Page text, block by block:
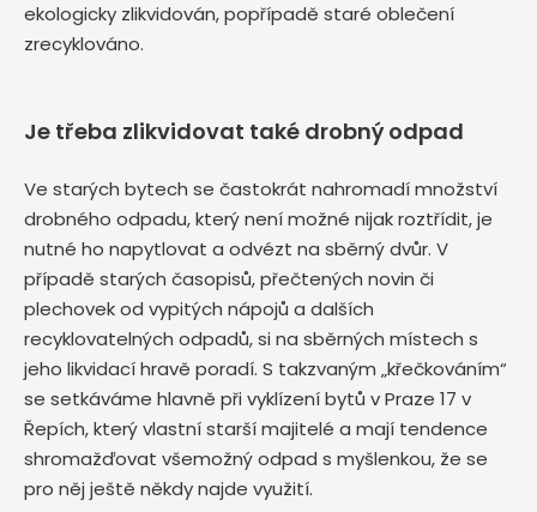
ekologicky zlikvidován, popřípadě staré oblečení
zrecyklováno.
Je třeba zlikvidovat také drobný odpad
Ve starých bytech se častokrát nahromadí množství
drobného odpadu, který není možné nijak roztřídit, je
nutné ho napytlovat a odvézt na sběrný dvůr. V
případě starých časopisů, přečtených novin či
plechovek od vypitých nápojů a dalších
recyklovatelných odpadů, si na sběrných místech s
jeho likvidací hravě poradí. S takzvaným „křečkováním“
se setkáváme hlavně při vyklízení bytů v Praze 17 v
Řepích, který vlastní starší majitelé a mají tendence
shromažďovat všemožný odpad s myšlenkou, že se
pro něj ještě někdy najde využití.